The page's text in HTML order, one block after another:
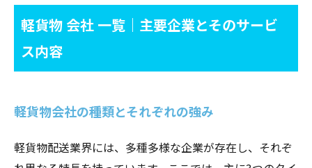
軽貨物 会社 一覧｜主要企業とそのサービ
ス内容
軽貨物会社の種類とそれぞれの強み
軽貨物配送業界には、多種多様な企業が存在し、それぞ